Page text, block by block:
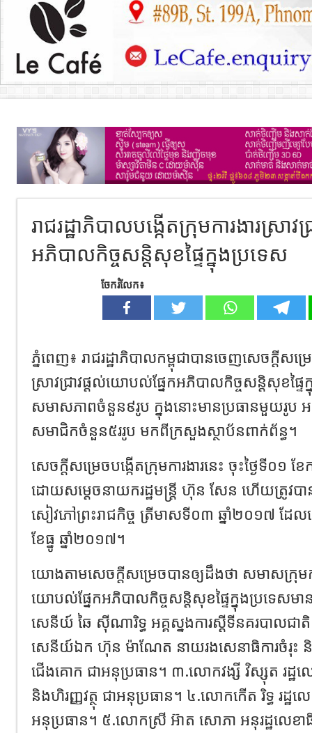
រាជរដ្ឋាភិបាលបង្កើតក្រុមការងារស្រា
អភិបាលកិច្ចសន្តិសុខផ្ទៃក្នុងប្រទេស
ចែករំលែក៖
ភ្នំពេញ៖ រាជរដ្ឋាភិបាលកម្ពុជាបានចេញសេចក្តីសម្រេ
ស្រាវជ្រាវផ្តល់យោបល់ផ្នែកអភិបាលកិច្ចសន្តិសុខផ្ទ
សមាសភាពចំនួន៩រូប ក្នុងនោះមានប្រធានមួយរូប
សមាជិកចំនួន៥ររូប មកពីក្រសួងស្ថាប័នពាក់ព័ន្ធ។
សេចក្តីសម្រេចបង្កើតក្រុមការងារនេះ ចុះថ្ងៃទី០១
ដោយសម្តេចនាយករដ្ឋមន្ត្រី ហ៊ុន សែន ហើយត្រូវបា
សៀវភៅព្រះរាជកិច្ច ត្រីមាសទី០៣ ឆ្នាំ២០១៧ ដែល
ខែធ្នូ ឆ្នាំ២០១៧។
យោងតាមសេចក្តីសម្រេចបានឲ្យដឹងថា សមាសក្រុមកា
យោបល់ផ្នែកអភិបាលកិច្ចសន្តិសុខផ្ទៃក្នុងប្រទេសម
សេនីយ៍ ឆៃ ស៊ីណារិទ្ធ អគ្គស្នងការស្តីទីនគរបាលជា
សេនីយ៍ឯក ហ៊ុន ម៉ាណែត នាយរងសេនាធិការចំរុះ និ
ជើងគោក ជាអនុប្រធាន។ ៣.លោកវង្សី វិស្សុត រដ្ឋល
និងហិរញ្ញវត្ថុ ជាអនុប្រធាន។ ៤.លោកកើត រិទ្ធ រដ្ឋ
អនុប្រធាន។ ៥.លោកស្រី អ៊ាត សោភា អនុរដ្ឋលេខា